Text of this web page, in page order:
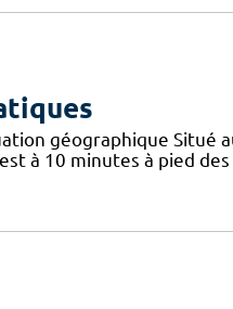
géographique Situé
à 10 minutes à pied